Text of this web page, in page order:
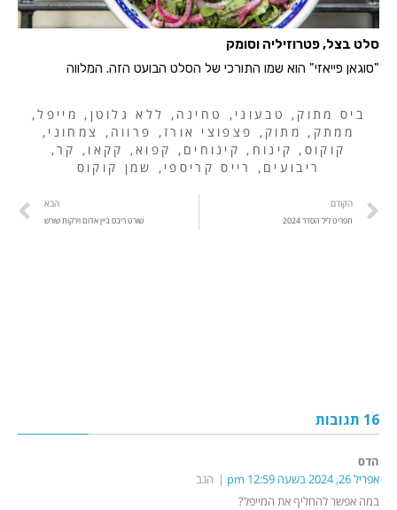
סלט בצל, פטרוזיליה וסומק
"סוגאן פייאזי" הוא שמו התורכי של הסלט הבועט הזה. המלווה
ביס מתוק , טבעוני , טחינה , ללא גלוטן , מייפל,
ממתק , מתוק , פצפוצי אורז, פרווה , צמחוני ,
קוקוס , קינוח , קינוחים , קפוא, קקאו , קר,
ריבועים , רייס קריספי , שמן קוקוס
הקודם
תפריט ליל הסדר 2024
הבא
שורט ריבס ביין אדום וירקות שורש
16 תגובות
הדס
אפריל 26, 2024 בשעה 12:59 pm
הגב
במה אפשר להחליף את המייפל?